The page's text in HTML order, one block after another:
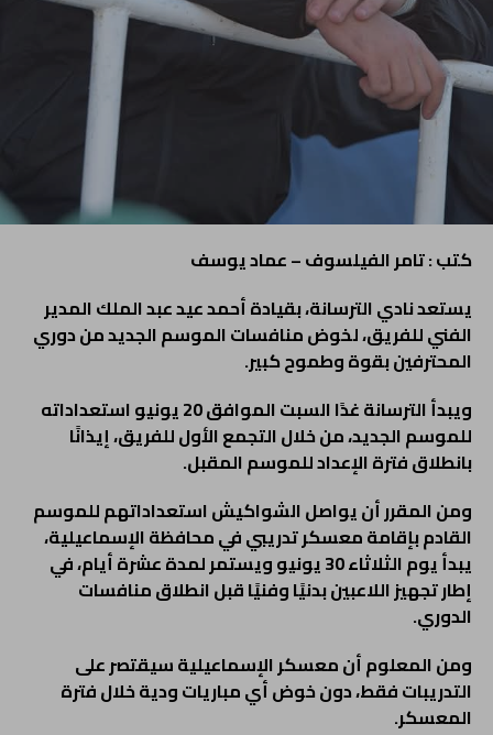
كتب : تامر الفيلسوف – عماد يوسف
يستعد نادي الترسانة، بقيادة أحمد عيد عبد الملك المدير
الفني للفريق، لخوض منافسات الموسم الجديد من دوري
المحترفين بقوة وطموح كبير.
ويبدأ الترسانة غدًا السبت الموافق 20 يونيو استعداداته
للموسم الجديد، من خلال التجمع الأول للفريق، إيذانًا
بانطلاق فترة الإعداد للموسم المقبل.
ومن المقرر أن يواصل الشواكيش استعداداتهم للموسم
القادم بإقامة معسكر تدريبي في محافظة الإسماعيلية،
يبدأ يوم الثلاثاء 30 يونيو ويستمر لمدة عشرة أيام، في
إطار تجهيز اللاعبين بدنيًا وفنيًا قبل انطلاق منافسات
الدوري.
ومن المعلوم أن معسكر الإسماعيلية سيقتصر على
التدريبات فقط، دون خوض أي مباريات ودية خلال فترة
المعسكر.